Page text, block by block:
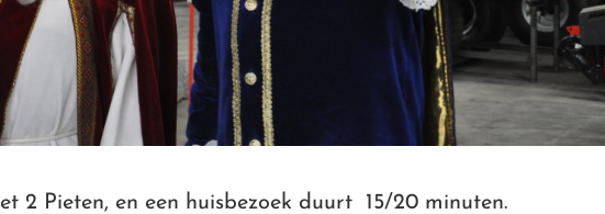
2 Pieten, en een huisbezoek duurt 15/20 minuten.